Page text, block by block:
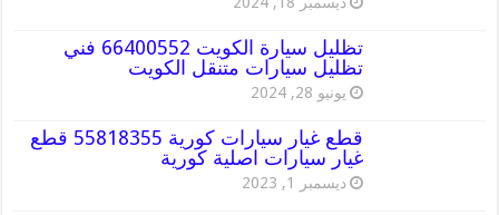
تظليل سيارة الكويت 66400552 فني
تظليل سيارات متنقل الكويت
يونيو 28, 2024
قطع غيار سيارات كورية 55818355 قطع
غيار سيارات اصلية كورية
ديسمبر 1, 2023